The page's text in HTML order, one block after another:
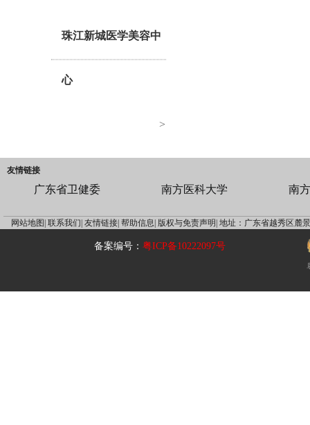
珠江新城医学美容中
心
>
友情链接
广东省卫健委 南方医科大学 南
网站地图| 联系我们| 友情链接| 帮助信息| 版权与免责声明| 地址：广东省越秀区麓
备案编号：粤ICP备10222097号